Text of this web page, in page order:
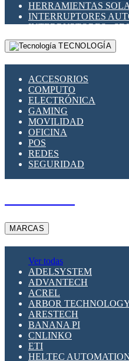
HERRAMIENTAS
INTERRUPTORES
INTERRUPTORES -
FOTOVOLTÁICOS
MONTAJE PANEL
SUPRESOR DE
APLICACIONES
TECNOLOGÍA
ACCESORIOS
COMPUTO
ELECTRÓNICA
GAMING
MOVILIDAD
OFICINA
POS
REDES
SEGURIDAD
MARCAS
Ver todas
ADELSYSTEM
ADVANTECH
ACREL
ARBOR
ARESTECH
BANANA PI
CNLINKO
ETI
HELTEC